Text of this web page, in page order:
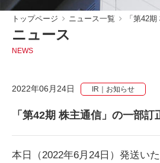
トップページ ニュース一覧 「第42
ニュース
NEWS
2022年06月24日 IR｜お知らせ
「第42期 株主通信」の一部
本日（2022年6月24日）発送い